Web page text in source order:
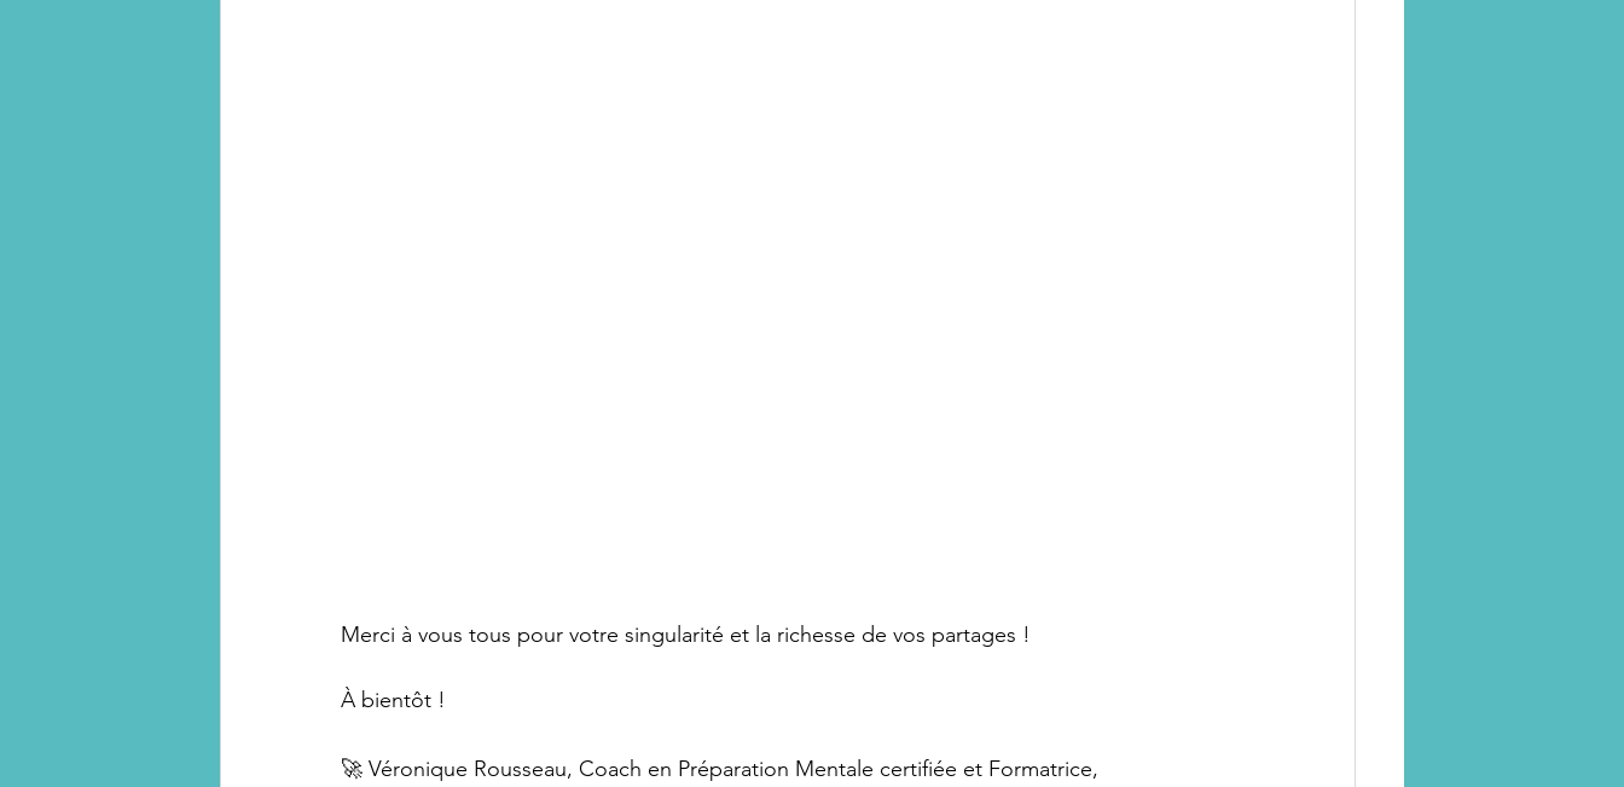
Merci à vous tous pour votre singularité et la richesse de vos partages !
À bientôt !
🚀 Véronique Rousseau, Coach en Préparation Mentale certifiée et Formatrice,